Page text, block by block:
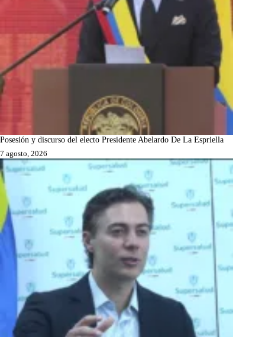
Posesión y discurso del electo Presidente Abelardo De La Espriella
7 agosto, 2026